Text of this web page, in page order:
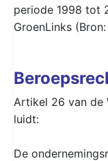
periode 1998 tot
GroenLinks
Artikel 26 van de
luidt:
De